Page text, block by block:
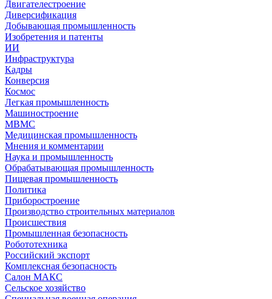
Двигателестроение
Диверсификация
Добывающая промышленность
Изобретения и патенты
ИИ
Инфраструктура
Кадры
Конверсия
Космос
Легкая промышленность
Машиностроение
МВМС
Медицинская промышленность
Мнения и комментарии
Наука и промышленность
Обрабатывающая промышленность
Пищевая промышленность
Политика
Приборостроение
Производство строительных материалов
Происшествия
Промышленная безопасность
Робототехника
Российский экспорт
Комплексная безопасность
Салон МАКС
Сельское хозяйство